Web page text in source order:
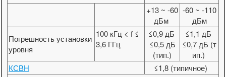
+13 ~ -60
дБм
-60 ~ -110
дБм
Погрешность установки
уровня
100 кГц < f ≤
3,6 ГГц
≤0,9 дБ
≤0,5 дБ
(тип.)
≤1,1 дБ
≤0,7 дБ (т
ип.)
КСВН
≤1,8 (типичное)